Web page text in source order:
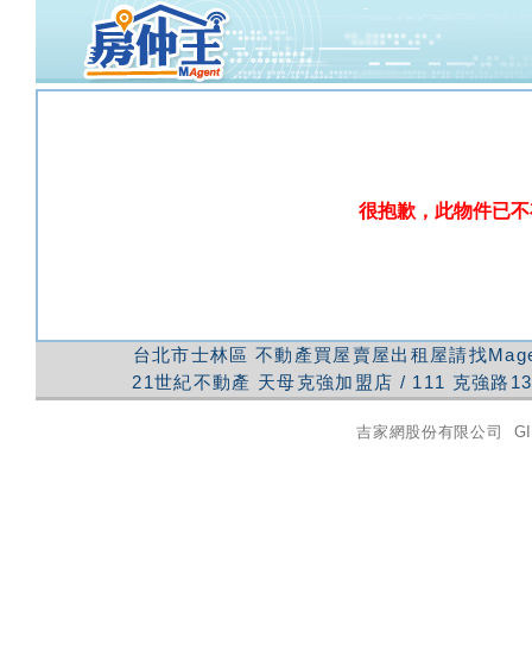
很抱歉，此物件已
台北市士林區 不動產買屋賣屋出租屋請找
21世紀不動產 天母克強加盟店 / 111 克強路
吉家網股份有限公司